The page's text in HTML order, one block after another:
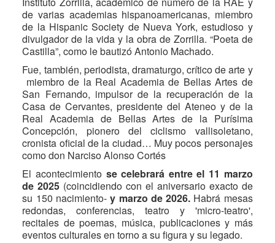
de varias academias hispanoamericanas, miembro
de la Hispanic Society de Nueva York, estudioso y
divulgador de la vida y la obra de Zorrilla. “Poeta de
Castilla”, como le bautizó Antonio Machado.
Fue, también, periodista, dramaturgo, crítico de arte y
miembro de la Real Academia de Bellas Artes de
San Fernando, impulsor de la recuperación de la
Casa de Cervantes, presidente del Ateneo y de la
Real Academia de Bellas Artes de la Purísima
Concepción, pionero del ciclismo vallisoletano,
cronista oficial de la ciudad… Muy pocos personajes
como don Narciso Alonso Cortés
El acontecimiento se celebrará entre el 11 marzo
de 2025 (coincidiendo con el aniversario exacto de
su 150 nacimiento-y marzo de 2026. Habrá mesas
redondas, conferencias, teatro y 'micro-teatro',
recitales de poemas, música, publicaciones y más
eventos culturales en torno a su figura y su legado.